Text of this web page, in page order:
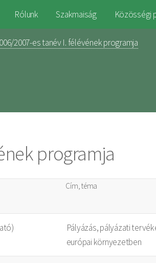
Rólunk Szakmaiság Közösségi
2007-es tanév I. félévének programja
programja
Cím, téma
Pályázás, pályázati
európai környezetben